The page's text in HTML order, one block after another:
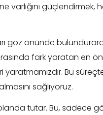
varlığını
göz önünde
fark yaratan en
yaratmamızdır. Bu
sağlıyoruz.
tutar. Bu, sadece